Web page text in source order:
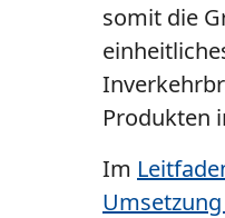
somit die
Produkten
Im